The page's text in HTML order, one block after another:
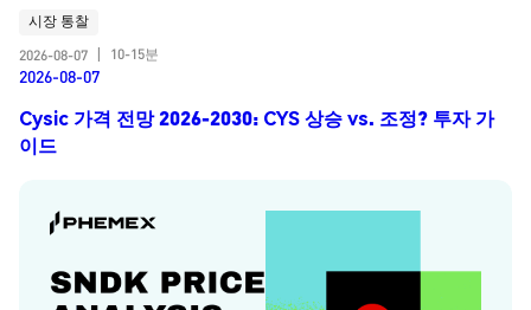
시장 통찰
2026-08-07
10-15분
2026-08-07
Cysic 가격 전망 2026-2030: CYS 상승 vs. 조정? 투자 가
이드